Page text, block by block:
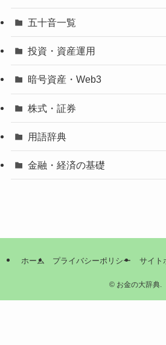
五十音一覧
投資・資産運用
暗号資産・Web3
株式・証券
用語辞典
金融・経済の基礎
ホーム プライバシーポリシー サイト
©お金の大辞典.